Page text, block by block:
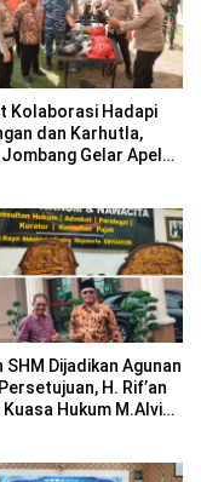
Kolaborasi Hadapi
dan Karhutla,
Gelar Apel
SHM Dijadikan Agunan
H. Rif’an
Kuasa Hukum M.Alvin